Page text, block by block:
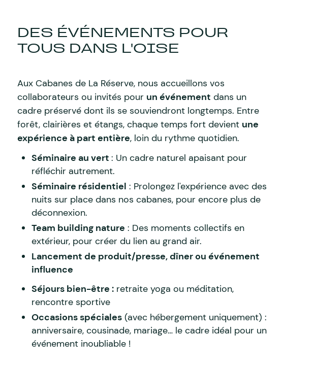
DES ÉVÉNEMENTS POUR
TOUS DANS L'OISE
Aux Cabanes de La Réserve, nous accueillons vos
collaborateurs ou invités pour un événement dans un
cadre préservé dont ils se souviendront longtemps. Entre
forêt, clairières et étangs, chaque temps fort devient une
expérience à part entière, loin du rythme quotidien.
Séminaire au vert: Un cadre naturel apaisant pour
réfléchir autrement.
Séminaire résidentiel : Prolongez l'expérience avec des
nuits sur place dans nos cabanes, pour encore plus de
déconnexion.
Team building nature : Des moments collectifs en
extérieur, pour créer du lien au grand air.
Lancement de produit/presse, dîner ou événement
influence
Séjours bien-être : retraite yoga ou méditation,
rencontre sportive
Occasions spéciales (avec hébergement uniquement) :
anniversaire, cousinade, mariage… le cadre idéal pour un
événement inoubliable !